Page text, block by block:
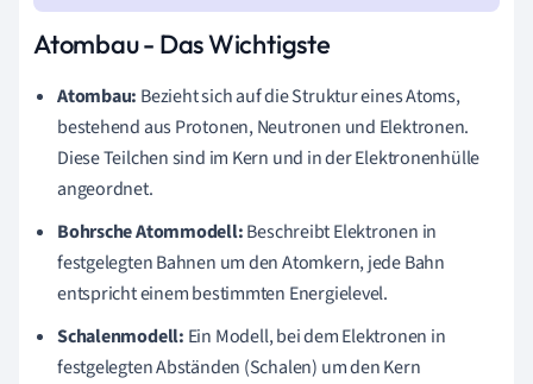
Atombau - Das Wichtigste
Atombau: Bezieht sich auf die Struktur eines Atoms,
bestehend aus Protonen, Neutronen und Elektronen.
Diese Teilchen sind im Kern und in der Elektronenhülle
angeordnet.
Bohrsche Atommodell:Beschreibt Elektronen in
festgelegten Bahnen um den Atomkern, jede Bahn
entspricht einem bestimmten Energielevel.
Schalenmodell: Ein Modell, bei dem Elektronen in
festgelegten Abständen (Schalen) um den Kern